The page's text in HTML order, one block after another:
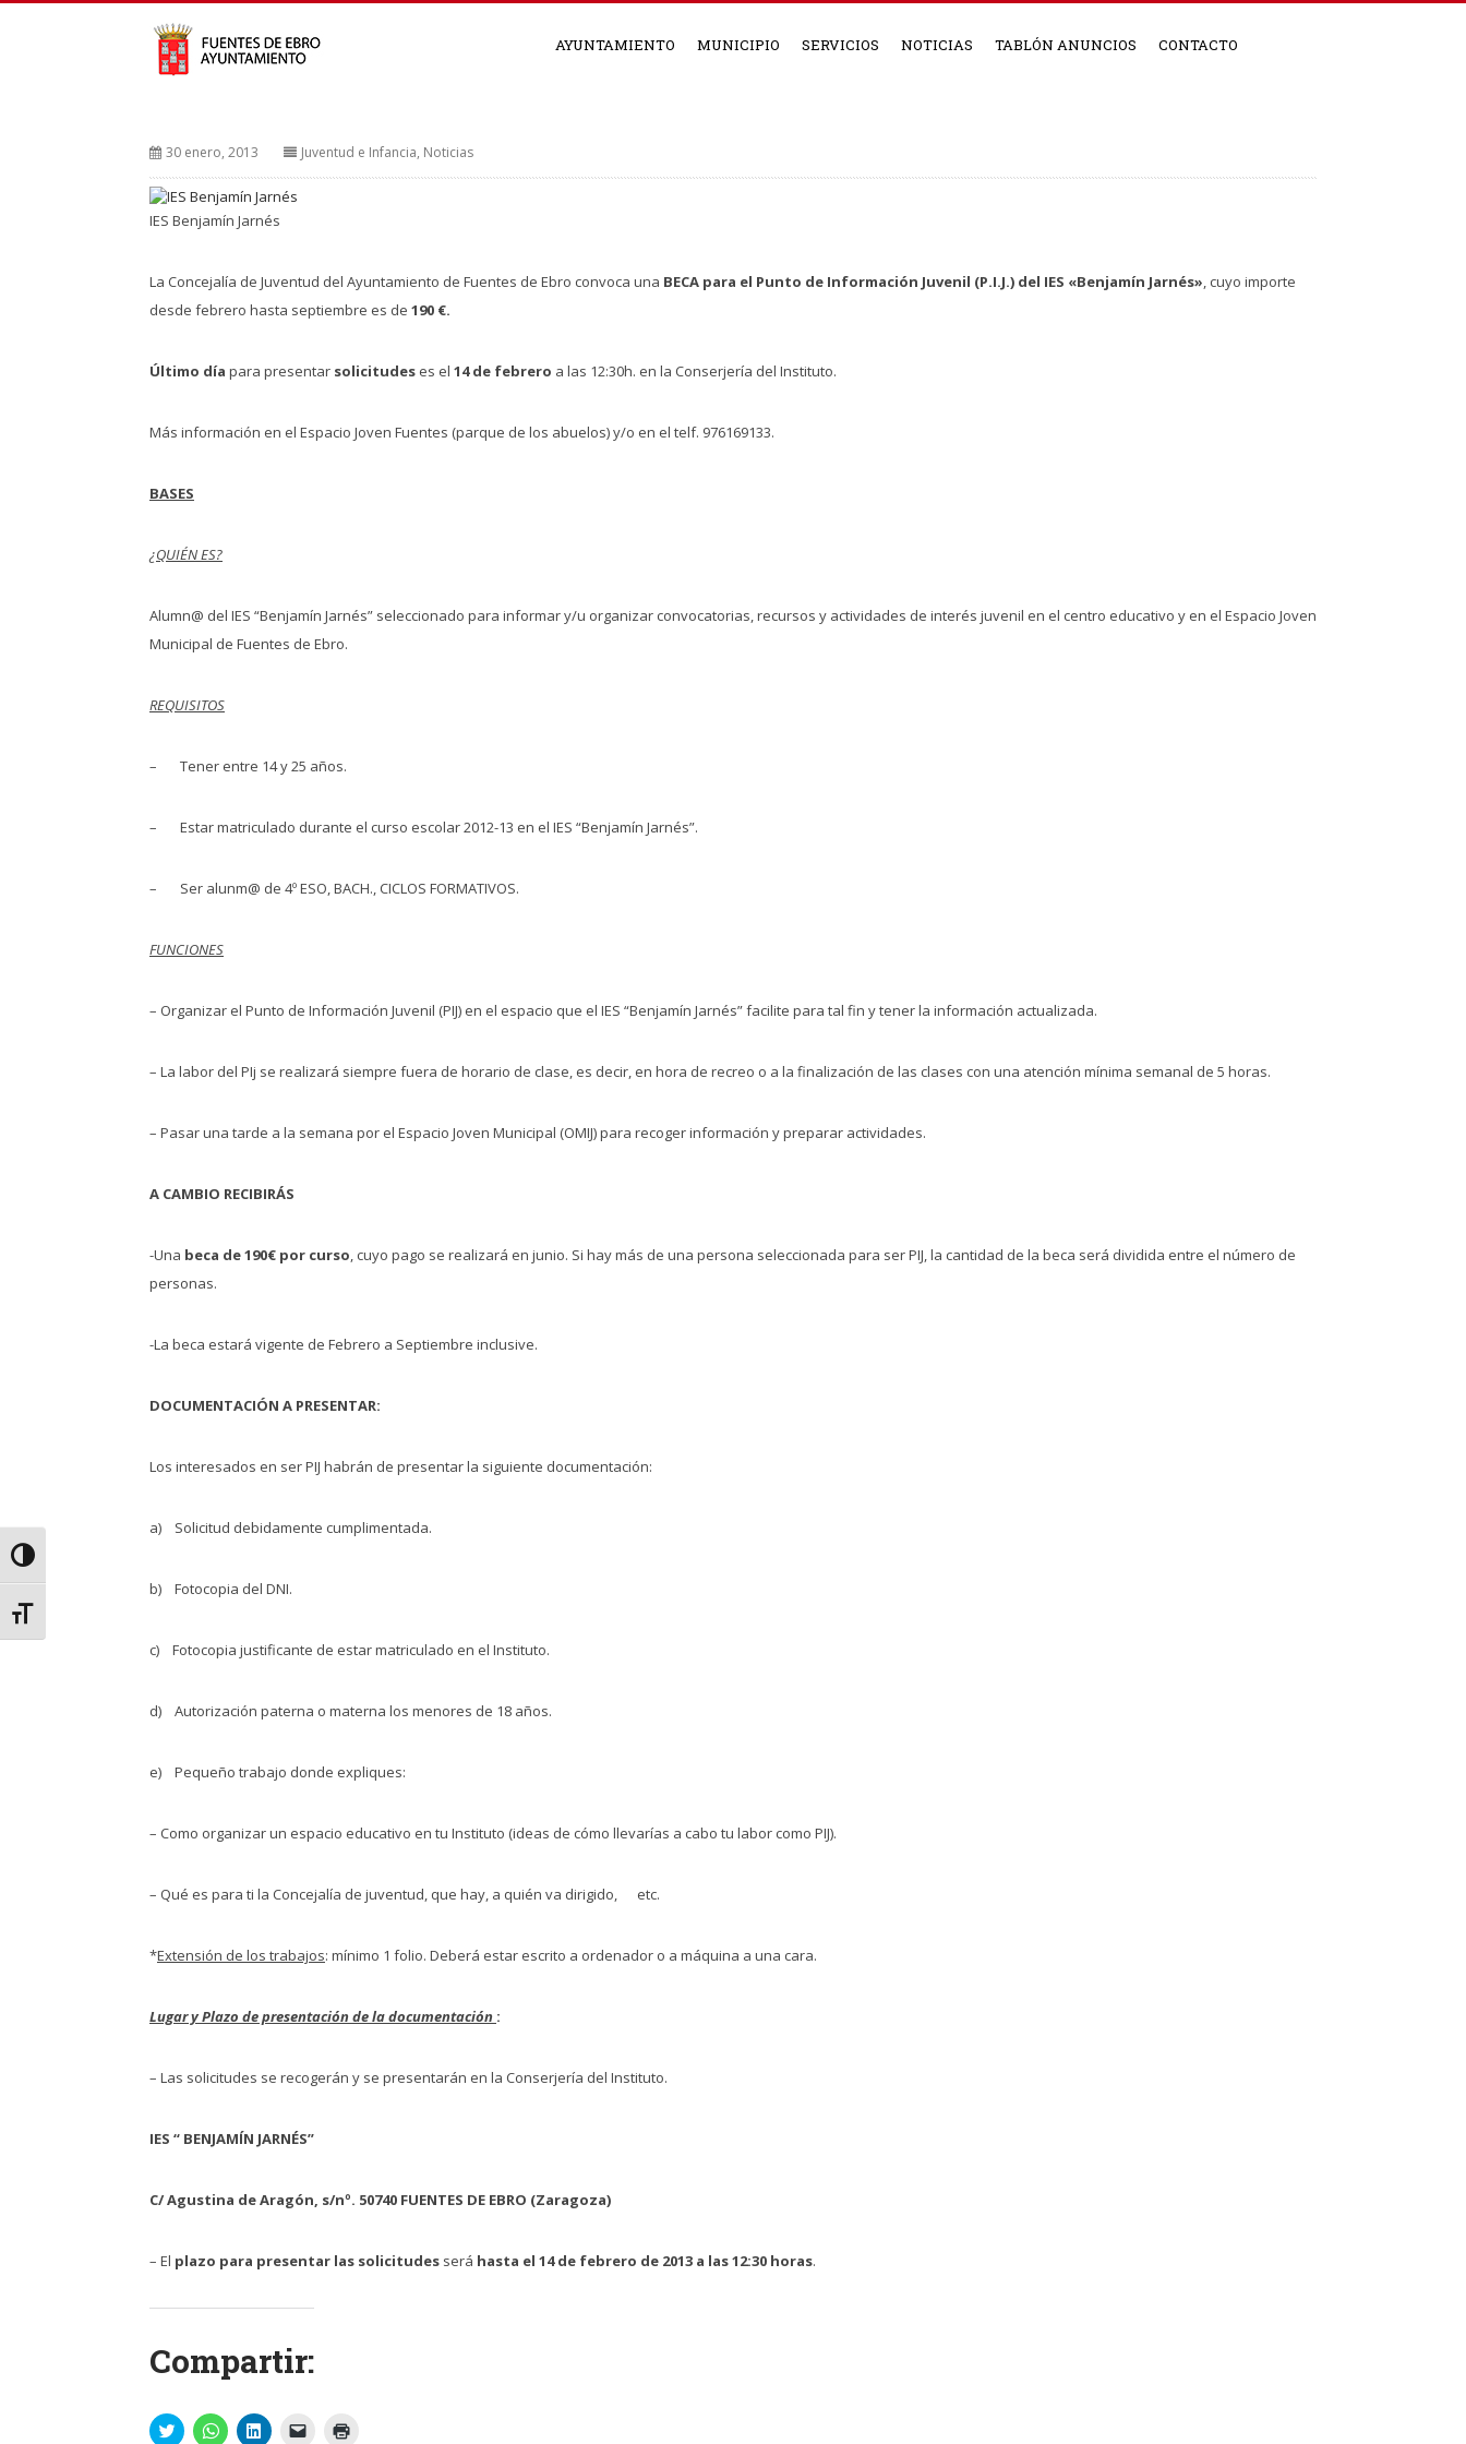
Alternar alto contraste
Alternar tamaño de letra
AYUNTAMIENTO MUNICIPIO SERVICIOS NOTICIAS TABLÓN ANUNCIOS CONTACTO
30 enero, 2013 Juventud e Infancia, Noticias
IES Benjamín Jarnés
La Concejalía de Juventud del Ayuntamiento de Fuentes de Ebro convoca una BECA para el Punto de Información Juvenil (P.I.J.) del IES «Benjamín Jarnés» , cuyo importe
desde febrero hasta septiembre es de 190 €.
Último día para presentar solicitudes es el 14 de febrero a las 12:30h. en la Conserjería del Instituto.
Más información en el Espacio Joven Fuentes (parque de los abuelos) y/o en el telf. 976169133.
BASES
¿QUIÉN ES?
Alumn@ del IES “Benjamín Jarnés” seleccionado para informar y/u organizar convocatorias, recursos y actividades de interés juvenil en el centro educativo y en el Espacio Joven
Municipal de Fuentes de Ebro.
REQUISITOS
– Tener entre 14 y 25 años.
– Estar matriculado durante el curso escolar 2012-13 en el IES “Benjamín Jarnés”.
– Ser alunm@ de 4º ESO, BACH., CICLOS FORMATIVOS.
FUNCIONES
– Organizar el Punto de Información Juvenil (PIJ) en el espacio que el IES “Benjamín Jarnés” facilite para tal fin y tener la información actualizada.
– La labor del PIj se realizará siempre fuera de horario de clase, es decir, en hora de recreo o a la finalización de las clases con una atención mínima semanal de 5 horas.
– Pasar una tarde a la semana por el Espacio Joven Municipal (OMIJ) para recoger información y preparar actividades.
A CAMBIO RECIBIRÁS
-Una beca de 190€ por curso , cuyo pago se realizará en junio. Si hay más de una persona seleccionada para ser PIJ, la cantidad de la beca será dividida entre el número de
personas.
-La beca estará vigente de Febrero a Septiembre inclusive.
DOCUMENTACIÓN A PRESENTAR:
Los interesados en ser PIJ habrán de presentar la siguiente documentación:
a) Solicitud debidamente cumplimentada.
b) Fotocopia del DNI.
c) Fotocopia justificante de estar matriculado en el Instituto.
d) Autorización paterna o materna los menores de 18 años.
e) Pequeño trabajo donde expliques:
– Como organizar un espacio educativo en tu Instituto (ideas de cómo llevarías a cabo tu labor como PIJ).
– Qué es para ti la Concejalía de juventud, que hay, a quién va dirigido, etc.
*Extensión de los trabajos: mínimo 1 folio. Deberá estar escrito a ordenador o a máquina a una cara.
Lugar y Plazo de presentación de la documentación :
– Las solicitudes se recogerán y se presentarán en la Conserjería del Instituto.
IES “ BENJAMÍN JARNÉS”
C/ Agustina de Aragón, s/nº. 50740 FUENTES DE EBRO (Zaragoza)
– El plazo para presentar las solicitudes será hasta el 14 de febrero de 2013 a las 12:30 horas.
Compartir:
Haz Haz Haz Haz